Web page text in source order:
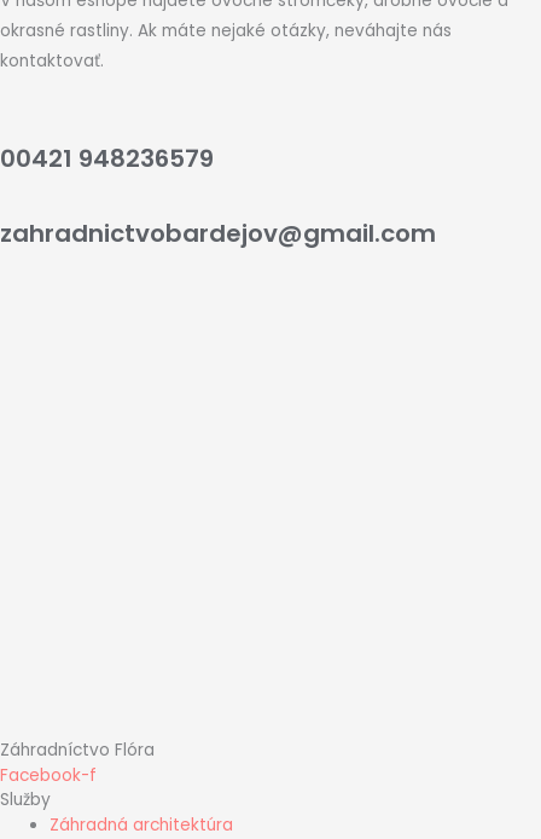
okrasné rastliny. Ak máte nejaké otázky, neváhajte nás
kontaktovať.
00421 948236579
zahradnictvobardejov@gmail.com
Záhradníctvo Flóra
Facebook-f
Služby
Záhradná architektúra